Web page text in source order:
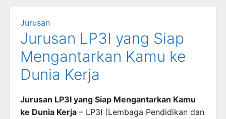
Jurusan
Jurusan LP3I yang Siap
Mengantarkan Kamu ke
Dunia Kerja
Jurusan LP3I yang Siap Mengantarkan Kamu
ke Dunia Kerja – LP3I (Lembaga Pendidikan dan